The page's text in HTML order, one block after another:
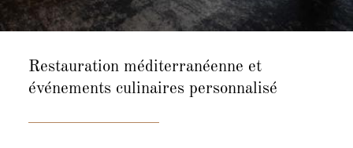
Restauration méditerranéenne et
événements culinaires personnalisé